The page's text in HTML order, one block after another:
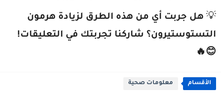
💡 هل جربت أي من هذه الطرق لزيادة هرمون
التستوستيرون؟ شاركنا تجربتك في التعليقات!
😊🔥
الأقسام معلومات صحية